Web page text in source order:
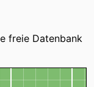
freie Datenbank